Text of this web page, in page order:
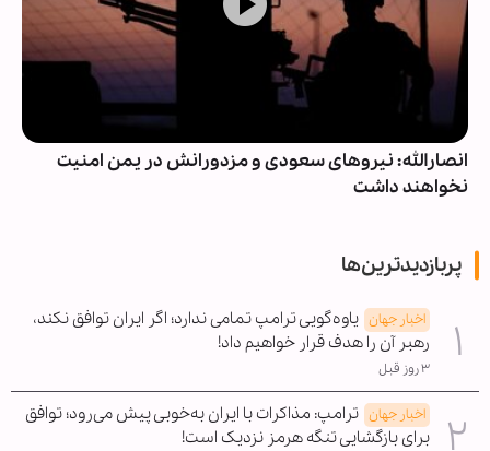
انصارالله: نیروهای سعودی و مزدورانش در یمن امنیت
نخواهند داشت
پربازدیدترین‌ها
اخبار جهان یاوه‌گویی ترامپ تمامی ندارد؛ اگر ایران توافق نکند،
رهبر آن را هدف قرار خواهیم داد!
۳ روز قبل
اخبار جهان ترامپ: مذاکرات با ایران به‌خوبی پیش می‌رود؛ توافق
برای بازگشایی تنگه هرمز نزدیک است!